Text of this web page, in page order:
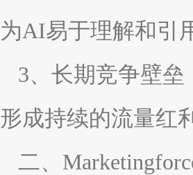
为AI易于理解和引
3、长期竞争壁
形成持续的流量红
二、